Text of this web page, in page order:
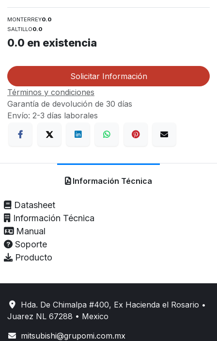
MONTERREY0.0
SALTILLO0.0
0.0 en existencia
Solicitar Información
Términos y condiciones
Garantía de devolución de 30 días
Envío: 2-3 días laborales
Información Técnica
Datasheet
Información Técnica
Manual
Soporte
Producto
Hda. De Chimalpa #400, Ex Hacienda el Rosario •
Juarez NL 67288 • Mexico
mitsubishi@grupomi.com.mx